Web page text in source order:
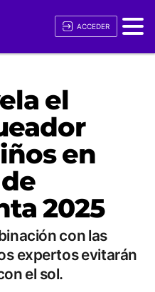
ACCEDER
el
en
2025
con las
expertos evitarán
el sol.